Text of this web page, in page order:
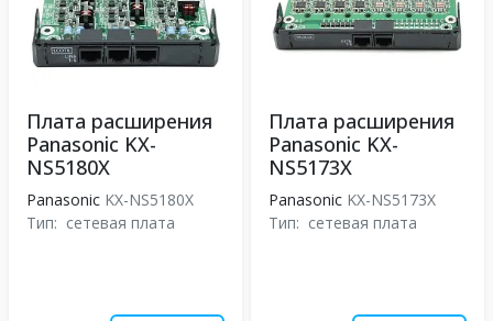
Плата расширения
Panasonic KX-
NS5180X
Panasonic KX-NS5180X
Тип: сетевая плата
Плата расширения
Panasonic KX-
NS5173X
Panasonic KX-NS5173X
Тип: сетевая плата